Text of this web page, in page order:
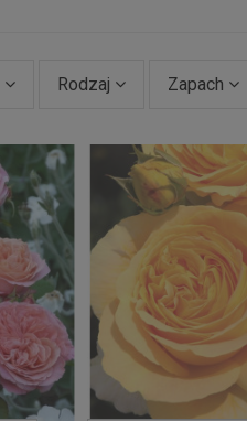
Rodzaj Zapach